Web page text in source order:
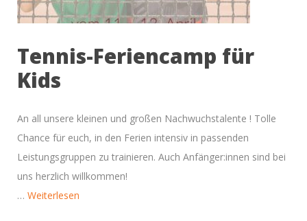
Tennis-Feriencamp für
Kids
An all unsere kleinen und großen Nachwuchstalente ! Tolle
Chance für euch, in den Ferien intensiv in passenden
Leistungsgruppen zu trainieren. Auch Anfänger:innen sind bei
uns herzlich willkommen!
… Weiterlesen